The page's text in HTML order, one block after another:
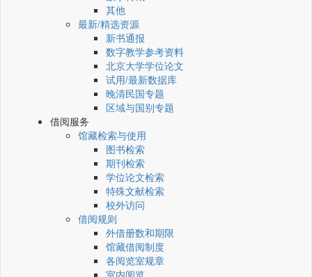
其他
最新/精选资源
新书通报
数字教学参考资料
北京大学学位论文
试用/最新数据库
晚清民国专题
区域与国别专题
借阅服务
馆藏检索与使用
图书检索
期刊检索
学位论文检索
特殊文献检索
校外访问
借阅规则
外借册数和期限
馆藏借阅制度
各阅览室规章